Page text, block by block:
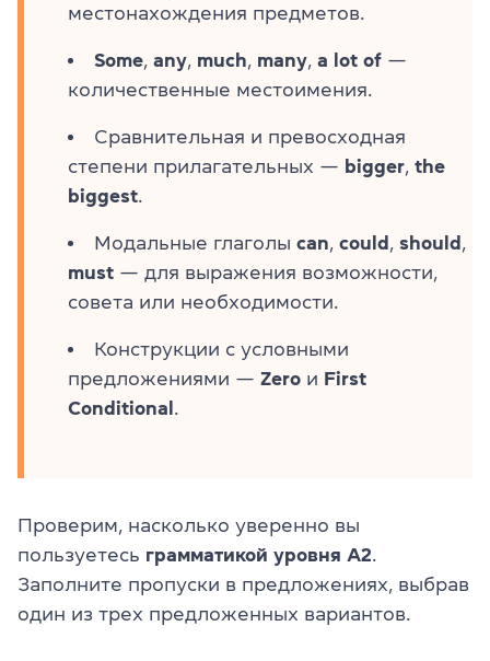
местонахождения предметов.
Some any much many a lot of —
количественные местоимения.
Сравнительная и превосходная
степени прилагательных — bigger the
biggest
Модальные глаголы can could should
must — для выражения возможности,
совета или необходимости.
Конструкции с условными
предложениями — Zero и First
Conditional
Проверим, насколько уверенно вы
пользуетесь грамматикой уровня A2
Заполните пропуски в предложениях, выбрав
один из трех предложенных вариантов.